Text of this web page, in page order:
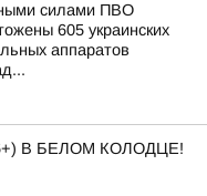
силами ПВО
605 украинских
аппаратов
В БЕЛОМ КОЛОДЦЕ!